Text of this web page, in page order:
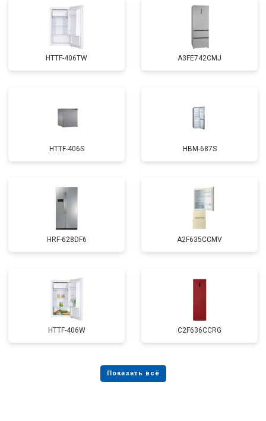
HTTF-406TW A3FE742CMJ
HTTF-406S HBM-687S
HRF-628DF6 A2F635CCMV
HTTF-406W C2F636CCRG